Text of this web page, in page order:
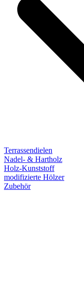
Terrassendielen
Nadel- & Hartholz
Holz-Kunststoff
modifizierte Hölzer
Zubehör